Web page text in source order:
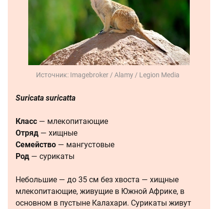
Источник: Imagebroker / Alamy / Legion Media
Suricata suricatta
Класс — млекопитающие
Отряд — хищные
Семейство — мангустовые
Род — сурикаты
Небольшие — до 35 см без хвоста — хищные
млекопитающие, живущие в Южной Африке, в
основном в пустыне Калахари. Сурикаты живут